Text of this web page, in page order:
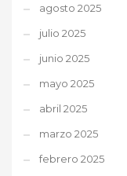
agosto 2025
julio 2025
junio 2025
mayo 2025
abril 2025
marzo 2025
febrero 2025